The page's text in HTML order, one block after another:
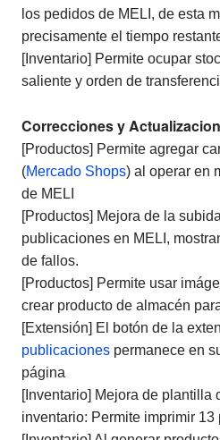
los pedidos de MELI, de esta
precisamente el tiempo
[Inventario] Permite ocupar
saliente y orden de
Correcciones y
[Productos] Permite agregar
(Mercado Shops) al operar en
de MELI
[Productos] Mejora de la
publicaciones en MELI,
de fallos.
[Productos] Permite usar
crear producto de almacén
[Extensión] El botón de la
publicaciones permanece en
página
[Inventario] Mejora de plantilla
inventario: Permite imprimir